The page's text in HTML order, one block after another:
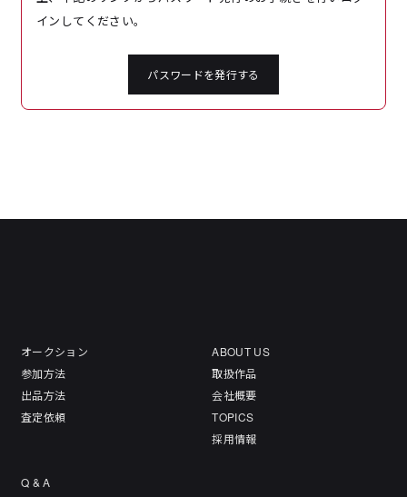
インしてください。
パスワードを発行する
オークション
参加方法
出品方法
査定依頼
ABOUT US
取扱作品
会社概要
TOPICS
採用情報
Q & A